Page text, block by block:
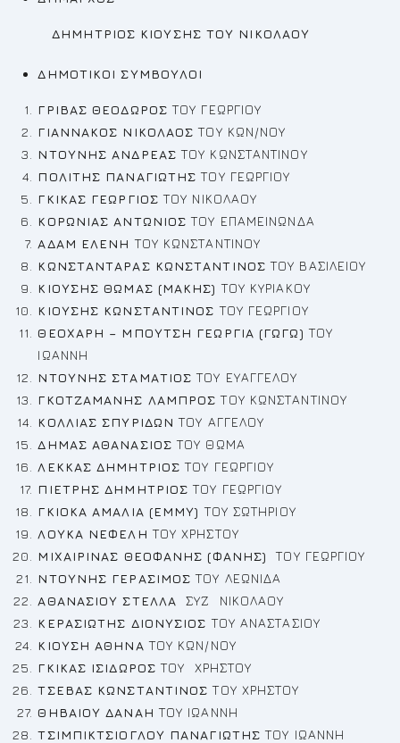
ΔΗΜΗΤΡΙΟΣ ΚΙΟΥΣΗΣ ΤΟΥ ΝΙΚΟΛΑΟΥ
ΔΗΜΟΤΙΚΟΙ ΣΥΜΒΟΥΛΟΙ
ΓΡΙΒΑΣ ΘEOΔΩΡΟΣΤΟΥ ΓΕΩΡΓΙΟΥ
ΓΙΑΝΝΑΚΟΣ ΝΙΚΟΛΑΟΣΤΟΥ ΚΩΝ/ΝΟΥ
ΝΤΟΥΝΗΣ ΑΝΔΡΕΑΣ ΤΟΥ ΚΩΝΣΤΑΝΤΙΝΟΥ
ΠΟΛΙΤΗΣ ΠΑΝΑΓΙΩΤΗΣ ΤΟΥ ΓΕΩΡΓΙΟΥ
ΓΚΙΚΑΣ ΓΕΩΡΓΙΟΣ ΤΟΥ ΝΙΚΟΛΑΟΥ
ΚΟΡΩΝΙΑΣ ΑΝΤΩΝΙΟΣΤΟΥ ΕΠΑΜΕΙΝΩΝΔΑ
ΑΔΑΜ ΕΛΕΝΗ ΤΟΥ ΚΩΝΣΤΑΝΤΙΝΟΥ
ΚΩΝΣΤΑΝΤΑΡΑΣ ΚΩΝΣΤΑΝΤΙΝΟΣ ΤΟΥ ΒΑΣΙΛΕΙΟΥ
ΚΙΟΥΣΗΣ ΘΩΜΑΣ (ΜΑΚΗΣ) ΤΟΥ ΚΥΡΙΑΚΟΥ
ΚΙΟΥΣΗΣ ΚΩΝΣΤΑΝΤΙΝΟΣ ΤΟΥ ΓΕΩΡΓΙΟΥ
ΘΕΟΧΑΡΗ – ΜΠΟΥΤΣΗ ΓΕΩΡΓΙΑ (ΓΩΓΩ) ΤΟΥ
ΙΩΑΝΝΗ
ΝΤΟΥΝΗΣ ΣΤΑΜΑΤΙΟΣ ΤΟΥ ΕΥΑΓΓΕΛΟΥ
ΓΚΟΤΖΑΜΑΝΗΣ ΛΑΜΠΡΟΣ ΤΟΥ ΚΩΝΣΤΑΝΤΙΝΟΥ
ΚΟΛΛΙΑΣ ΣΠΥΡΙΔΩΝΤΟΥ ΑΓΓΕΛΟΥ
ΔΗΜΑΣ ΑΘΑΝΑΣΙΟΣ ΤΟΥ ΘΩΜΑ
ΛΕΚΚΑΣ ΔΗΜΗΤΡΙΟΣ ΤΟΥ ΓΕΩΡΓΙΟΥ
ΠΙΕΤΡΗΣ ΔΗΜΗΤΡΙΟΣΤΟΥ ΓΕΩΡΓΙΟΥ
ΓΚΙΟΚΑ ΑΜΑΛΙΑ (ΕΜΜΥ) ΤΟΥ ΣΩΤΗΡΙΟΥ
ΛΟΥΚΑ ΝΕΦΕΛΗ ΤΟΥ ΧΡΗΣΤΟΥ
ΜΙΧΑΙΡΙΝΑΣ ΘΕΟΦΑΝΗΣ (ΦΑΝΗΣ)
ΤΟΥ ΓΕΩΡΓΙΟΥ
ΝΤΟΥΝΗΣ ΓΕΡΑΣΙΜΟΣΤΟΥ ΛΕΩΝΙΔΑ
ΑΘΑΝΑΣΙΟΥ ΣΤΕΛΛΑΣΥΖ ΝΙΚΟΛΑΟΥ
ΚΕΡΑΣΙΩΤΗΣ ΔΙΟΝΥΣΙΟΣ ΤΟΥ ΑΝΑΣΤΑΣΙΟΥ
ΚΙΟΥΣΗ ΑΘΗΝΑ ΤΟΥ ΚΩΝ/ΝΟΥ
ΓΚΙΚΑΣ ΙΣΙΔΩΡΟΣΤΟΥ ΧΡΗΣΤΟΥ
ΤΣΕΒΑΣ ΚΩΝΣΤΑΝΤΙΝΟΣ ΤΟΥ ΧΡΗΣΤΟΥ
ΘΗΒΑΙΟΥ ΔΑΝΑΗ ΤΟΥ ΙΩΑΝΝΗ
ΤΣΙΜΠΙΚΤΣΙΟΓΛΟΥ ΠΑΝΑΓΙΩΤΗΣΤΟΥ ΙΩΑΝΝΗ